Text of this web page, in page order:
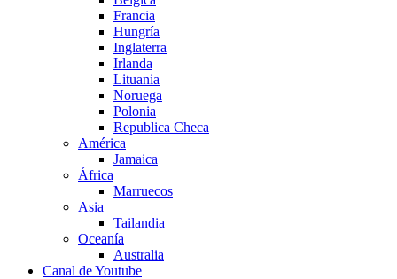
Francia
Hungría
Inglaterra
Irlanda
Lituania
Noruega
Polonia
Republica Checa
América
Jamaica
África
Marruecos
Asia
Tailandia
Oceanía
Australia
Canal de Youtube